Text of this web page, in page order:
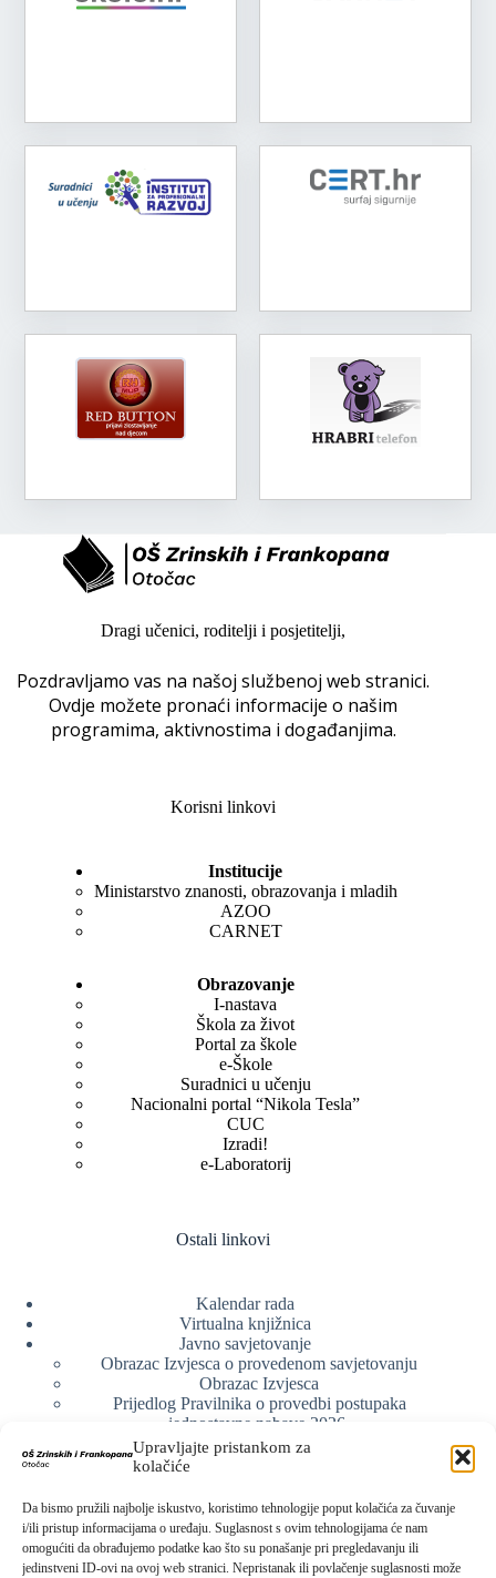
Upravljajte pristankom za
kolačiće
Da bismo pružili najbolje iskustvo, koristimo tehnologije poput kolačića za čuvanje
i/ili pristup informacijama o uređaju. Suglasnost s ovim tehnologijama će nam
omogućiti da obrađujemo podatke kao što su ponašanje pri pregledavanju ili
jedinstveni ID-ovi na ovoj web stranici. Nepristanak ili povlačenje suglasnosti može
Dragi učenici, roditelji i posjetitelji,
Pozdravljamo vas na našoj službenoj web stranici.
Ovdje možete pronaći informacije o našim
programima, aktivnostima i događanjima.
Korisni linkovi
Institucije
Ministarstvo znanosti, obrazovanja i mladih
AZOO
CARNET
Obrazovanje
I-nastava
Škola za život
Portal za škole
e-Škole
Suradnici u učenju
Nacionalni portal “Nikola Tesla”
CUC
Izradi!
e-Laboratorij
Ostali linkovi
Kalendar rada
Virtualna knjižnica
Javno savjetovanje
Obrazac Izvjesca o provedenom savjetovanju
Obrazac Izvjesca
Prijedlog Pravilnika o provedbi postupaka
jednostavne nabave 2026.
Obrazlozenje uz prijedlog Pravilnika o provedbi
postupka jednostavne nabave
Web arhiva
Politika o zaštiti privatnosti